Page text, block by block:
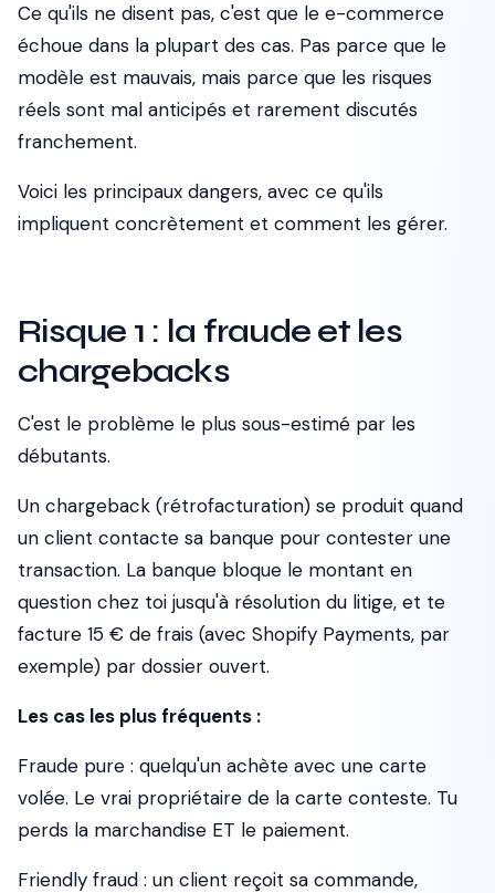
Ce qu'ils ne disent pas, c'est que le e-commerce
échoue dans la plupart des cas. Pas parce que le
modèle est mauvais, mais parce que les risques
réels sont mal anticipés et rarement discutés
franchement.
Voici les principaux dangers, avec ce qu'ils
impliquent concrètement et comment les gérer.
Risque 1 : la fraude et les
chargebacks
C'est le problème le plus sous-estimé par les
débutants.
Un chargeback (rétrofacturation) se produit quand
un client contacte sa banque pour contester une
transaction. La banque bloque le montant en
question chez toi jusqu'à résolution du litige, et te
facture 15 € de frais (avec Shopify Payments, par
exemple) par dossier ouvert.
Les cas les plus fréquents :
Fraude pure : quelqu'un achète avec une carte
volée. Le vrai propriétaire de la carte conteste. Tu
perds la marchandise ET le paiement.
Friendly fraud : un client reçoit sa commande,